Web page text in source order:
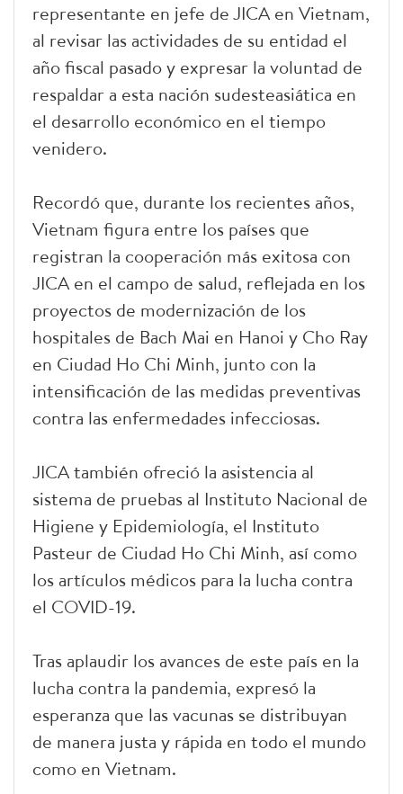
representante en jefe de JICA en Vietnam,
al revisar las actividades de su entidad el
año fiscal pasado y expresar la voluntad de
respaldar a esta nación sudesteasiática en
el desarrollo económico en el tiempo
venidero.
Recordó que, durante los recientes años,
Vietnam figura entre los países que
registran la cooperación más exitosa con
JICA en el campo de salud, reflejada en los
proyectos de modernización de los
hospitales de Bach Mai en Hanoi y Cho Ray
en Ciudad Ho Chi Minh, junto con la
intensificación de las medidas preventivas
contra las enfermedades infecciosas.
JICA también ofreció la asistencia al
sistema de pruebas al Instituto Nacional de
Higiene y Epidemiología, el Instituto
Pasteur de Ciudad Ho Chi Minh, así como
los artículos médicos para la lucha contra
el COVID-19.
Tras aplaudir los avances de este país en la
lucha contra la pandemia, expresó la
esperanza que las vacunas se distribuyan
de manera justa y rápida en todo el mundo
como en Vietnam.